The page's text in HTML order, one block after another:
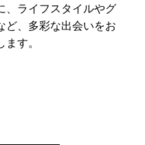
、ライフスタイルやグ
ど、多彩な出会いをお
ます。